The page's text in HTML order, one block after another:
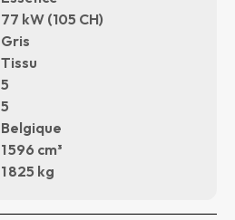
77 kW (105 CH)
Gris
Tissu
5
5
Belgique
1 596 cm³
1 825 kg